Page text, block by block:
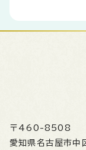
〒460-8508
愛知県名古屋市中